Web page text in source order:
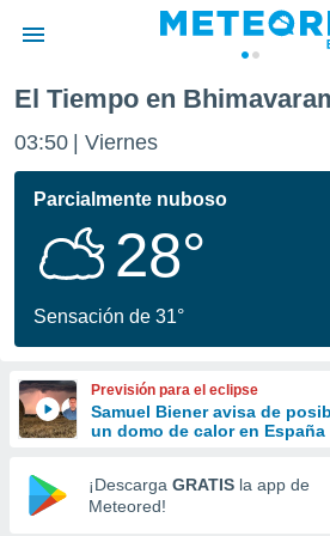
de
por
se
calidad.
a este
las
y
forma
digital
basada
El Tiempo en
03:50 Viernes
Parcialmente nuboso
28°
Sensación de 31°
Previsión para el eclipse
Samuel Biener avisa de
un domo de calor en España
¡Descarga GRATIS la app de
Meteored!